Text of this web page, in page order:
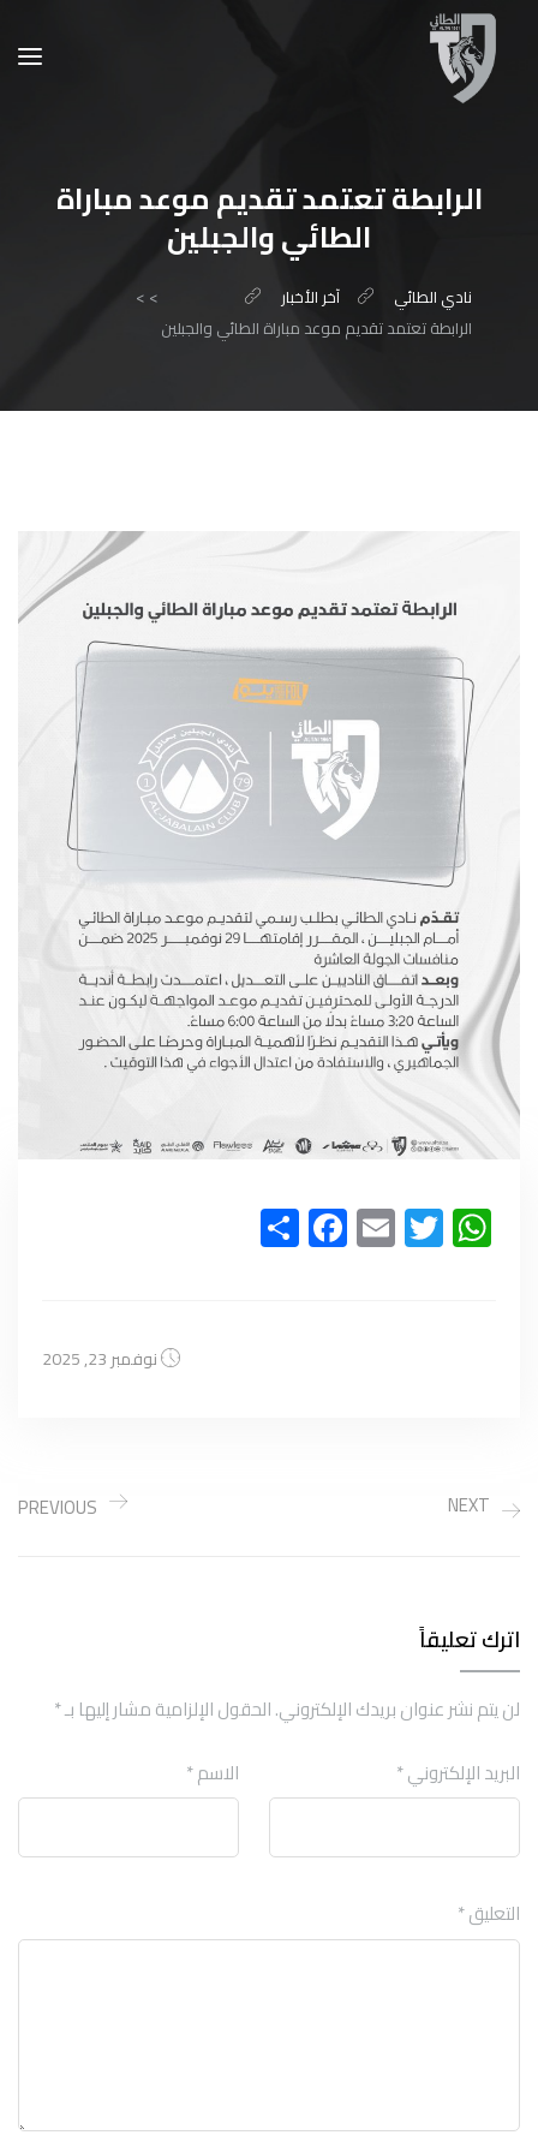
الرابطة تعتمد تقديم موعد مباراة
الطائي والجبلين
نادي الطائي > آخر الأخبار
>
الرابطة تعتمد تقديم موعد مباراة الطائي والجبلين
WhatsApp
Twitter
Email
Facebook
نوفمبر 23, 2025
PREVIOUS NEXT
اترك تعليقاً
لن يتم نشر عنوان بريدك الإلكتروني.الحقول الإلزامية مشار إليها بـ*
الاسم* البريد الإلكتروني*
التعليق*